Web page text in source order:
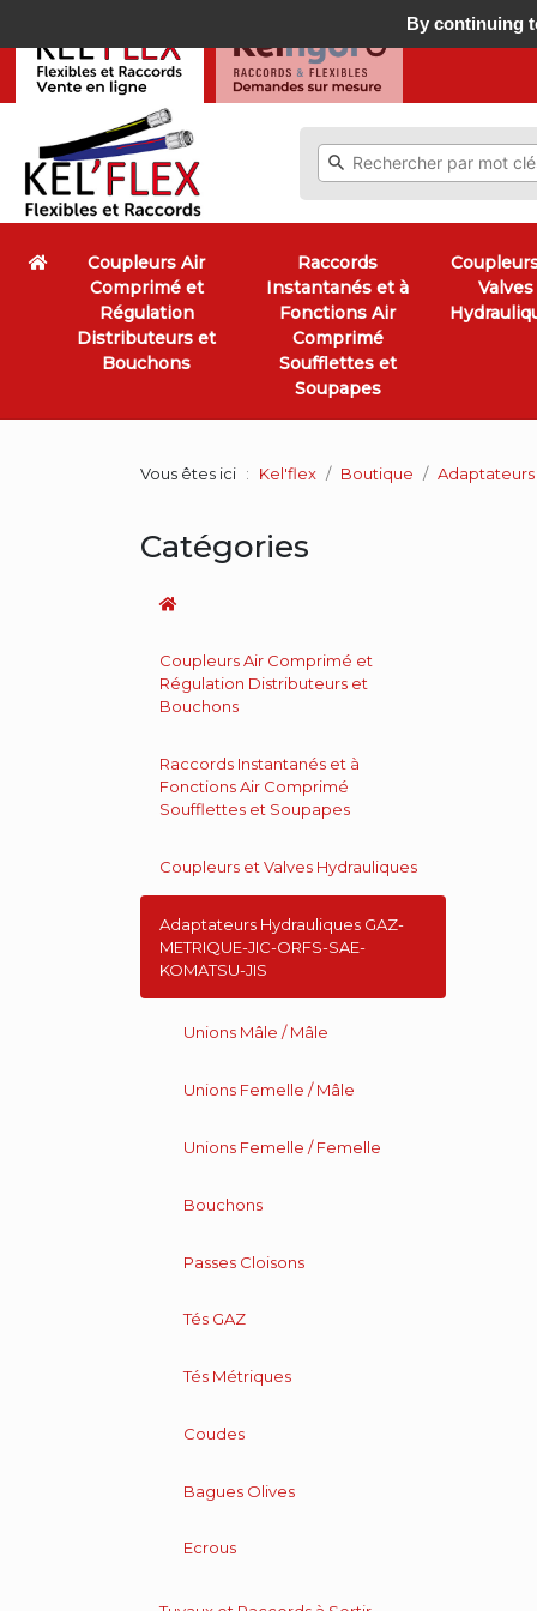
Coupleurs Air
Comprimé et
Régulation
Distributeurs et
Bouchons
Raccords
Instantanés et à
Fonctions Air
Comprimé
Soufflettes et
Soupapes
Valves
Vous êtes ici Kel'flex Boutique
Catégories
Coupleurs Air Comprimé et
Régulation Distributeurs et
Bouchons
Raccords Instantanés et à
Fonctions Air Comprimé
Soufflettes et Soupapes
Coupleurs et Valves Hydrauliques
Adaptateurs Hydrauliques GAZ-
METRIQUE-JIC-ORFS-SAE-
KOMATSU-JIS
Unions Mâle / Mâle
Unions Femelle / Mâle
Unions Femelle / Femelle
Bouchons
Passes Cloisons
Tés GAZ
Tés Métriques
Coudes
Bagues Olives
Ecrous
By continuing